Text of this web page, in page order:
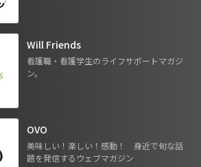
Will Friends
看護職・看護学生のライフサポートマガジ
ン。
OVO
美味しい！楽しい！感動！ 身近で旬な話
題を発信するウェブマガジン